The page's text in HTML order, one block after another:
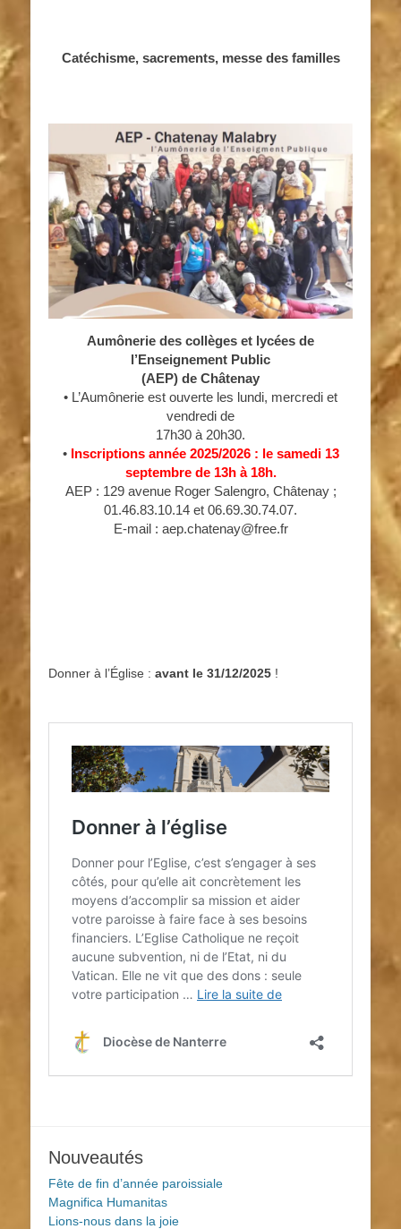
Catéchisme, sacrements, messe des familles
Aumônerie des collèges et lycées de
l’Enseignement Public
(AEP) de Châtenay
• L’Aumônerie est ouverte les lundi, mercredi et
vendredi de
17h30 à 20h30.
• Inscriptions année 2025/2026 : le samedi 13
septembre de 13h à 18h.
AEP : 129 avenue Roger Salengro, Châtenay ;
01.46.83.10.14 et 06.69.30.74.07.
E-mail : aep.chatenay@free.fr
Donner à l’Église : avant le 31/12/2025 !
Nouveautés
Fête de fin d’année paroissiale
Magnifica Humanitas
Lions-nous dans la joie